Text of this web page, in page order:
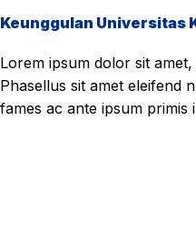
Keunggulan Universitas
Lorem ipsum dolor sit
Phasellus sit amet eleifend
fames ac ante ipsum primis